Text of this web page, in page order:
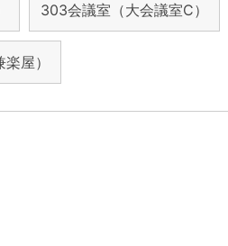
303会議室（大会議室C）
屋）